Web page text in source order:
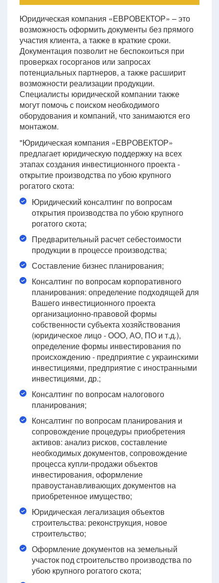
Юридическая компания «ЕВРОВЕКТОР» – это
возможность оформить документы без прямого
участия клиента, а также в краткие сроки.
Документация позволит не беспокоиться при
проверках госорганов или запросах
потенциальных партнеров, а также расширит
возможности реализации продукции.
Специалисты юридической компании также
могут помочь с поиском необходимого
оборудования и компаний, что занимаются его
монтажом.
"Юридическая компания «ЕВРОВЕКТОР»
предлагает юридическую поддержку на всех
этапах создания инвестиционного проекта -
открытие производства по убою крупного
рогатого скота:
Юридический консалтинг по вопросам
открытия производства по убою крупного
рогатого скота;
Предварительный расчет себестоимости
продукции в процессе производства;
Составление бизнес планирования;
Консалтинг по вопросам корпоративного
планирования: определение подходящей для
Вашего инвестиционного проекта
организационно-правовой формы
собственности субъекта хозяйствования
(юридическое лицо - ООО, АО, ПО и т.д.),
определение формы инвестирования по
происхождению - предприятие с украинскими
инвестициями, предприятие с иностранными
инвестициями, др.;
Консалтинг по вопросам налогового
планирования;
Консалтинг по вопросам планирования и
сопровождение процедуры приобретения
активов: анализ рисков, составление
необходимых документов, сопровождение
процесса купли-продажи объектов
инвестирования, оформление
правоустанавливающих документов на
приобретенное имущество;
Юридическая легализация объектов
строительства: реконструкция, новое
строительство;
Оформление документов на земельный
участок под строительство производства по
убою крупного рогатого скота;